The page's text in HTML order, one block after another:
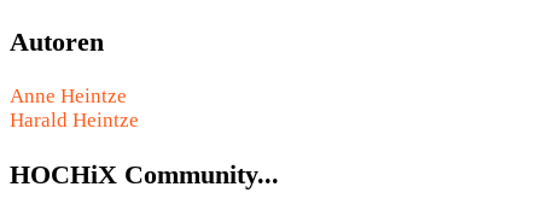
Autoren
Anne Heintze
Harald Heintze
HOCHiX Community...